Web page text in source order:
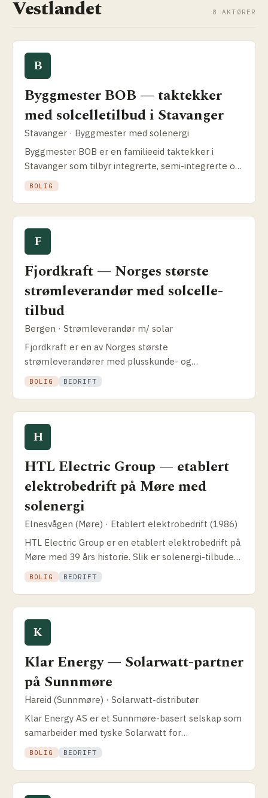
Vestlandet 8 AKTØRER
B
Byggmester BOB — taktekker
med solcelle­tilbud i Stavanger
Stavanger · Byggmester med solenergi
Byggmester BOB er en familieeid taktekker i
Stavanger som tilbyr integrerte, semi-integrerte og
utenpåliggende solcelleløsninger. Slik fungerer
kombinasjonen tak + solenergi.
BOLIG
F
Fjordkraft — Norges største
strømleverandør med solcelle­
tilbud
Bergen · Strømleverandør m/ solar
Fjordkraft er en av Norges største
strømleverandører med plusskunde- og
solcelleavtaler. Slik fungerer tilbudet, hva du faktisk
får, og når dedikert installatør kan være bedre.
BOLIG BEDRIFT
H
HTL Electric Group — etablert
elektrobedrift på Møre med
solenergi
Elnesvågen (Møre) · Etablert elektrobedrift (1986)
HTL Electric Group er en etablert elektrobedrift på
Møre med 39 års historie. Slik er solenergi-tilbudet,
dekningsområdet og hvorfor lokal installatør med
lang fartstid er trygt valg.
BOLIG BEDRIFT
K
Klar Energy — Solarwatt-partner
på Sunnmøre
Hareid (Sunnmøre) · Solarwatt-distributør
Klar Energy AS er et Sunnmøre-basert selskap som
samarbeider med tyske Solarwatt for
bedriftsmarkedet i Norge. Solid eierstruktur og
bredt fornybar-fokus.
BOLIG BEDRIFT